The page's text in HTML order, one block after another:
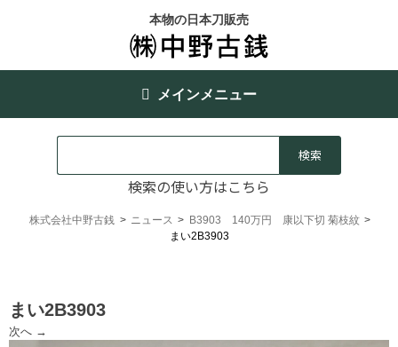
本物の日本刀販売
メインメニュー
検索の使い方はこちら
株式会社中野古銭 > ニュース > B3903 140万円 康以下切 菊枝紋 >
まい2B3903
まい2B3903
次へ →